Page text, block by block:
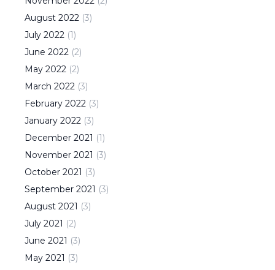
August 2022 (3)
July 2022 (1)
June 2022 (2)
May 2022 (2)
March 2022 (3)
February 2022 (3)
January 2022 (3)
December 2021 (1)
November 2021 (3)
October 2021 (3)
September 2021 (3)
August 2021 (3)
July 2021 (2)
June 2021 (3)
May 2021 (3)